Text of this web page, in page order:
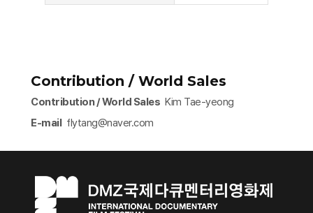
Contribution / World Sales
Contribution / World Sales Kim Tae-yeong
E-mailflytang@naver.com​